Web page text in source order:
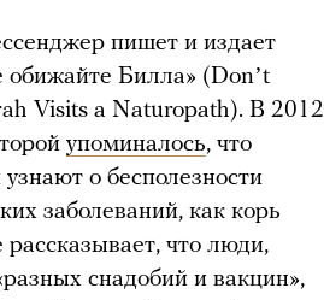
пишет и издает
обижайте Билла» (Donʼt
Visits a Naturopath). В 2012
упоминалось, что
о бесполезности
заболеваний, как корь
что люди,
снадобий и вакцин»,